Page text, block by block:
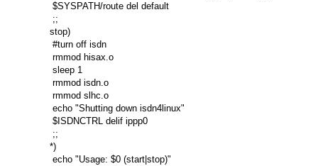
$SYSPATH/route del default
;;
stop)
#turn off isdn
rmmod hisax.o
sleep 1
rmmod isdn.o
rmmod slhc.o
echo "Shutting down isdn4linux"
$ISDNCTRL delif ippp0
;;
*)
echo "Usage: $0 (start|stop)"